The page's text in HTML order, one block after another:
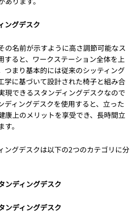
ングデスク
の名前が示すように高さ調節可能なス
すると、ワークステーション全体を上
つまり基本的には従来のシッティング
学に基づいて設計された椅子と組み合
現できるスタンディングデスクなので
ディングデスクを使用すると、立った
康上のメリットを享受でき、長時間立
。
ングデスクは以下の2つのカテゴリに分
ンディングデスク
ンディングデスク